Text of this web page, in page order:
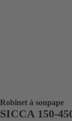
Robinet à soupape
SICCA 150-